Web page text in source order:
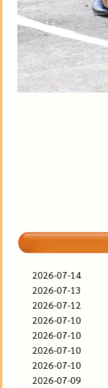
2026-07-14
2026-07-13
2026-07-12
2026-07-10
2026-07-10
2026-07-10
2026-07-10
2026-07-09